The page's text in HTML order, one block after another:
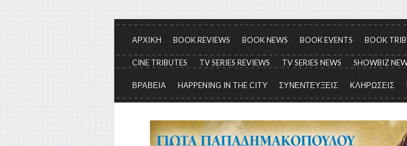
ΑΡΧΙΚΗ BOOK REVIEWS BOOK NEWS BOOK EVENTS BOOK
CINE TRIBUTES TV SERIES REVIEWS TV SERIES NEWS SHOWBIZ
ΒΡΑΒΕΙΑ HAPPENING IN THE CITY ΣΥΝΕΝΤΕΥΞΕΙΣ ΚΛΗΡΩΣΕΙΣ